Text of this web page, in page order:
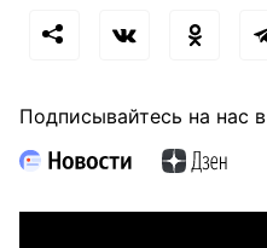
Подписывайтесь на нас в